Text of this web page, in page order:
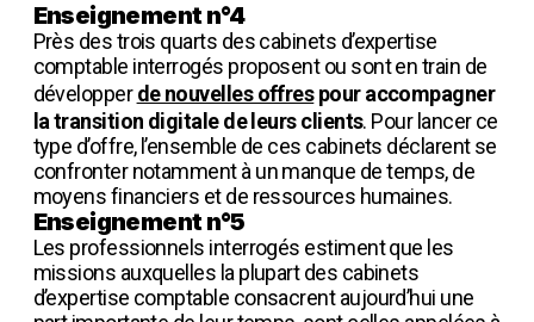
Enseignement n°4
Près des trois quarts des cabinets d’expertise
comptable interrogés proposent ou sont en train de
développerde nouvelles offrespour accompagner
la transition digitale de leurs clients. Pour lancer ce
type d’offre, l’ensemble de ces cabinets déclarent se
confronter notamment à un manque de temps, de
moyens financiers et de ressources humaines.
Enseignement n°5
Les professionnels interrogés estiment que les
missions auxquelles la plupart des cabinets
d’expertise comptable consacrent aujourd’hui une